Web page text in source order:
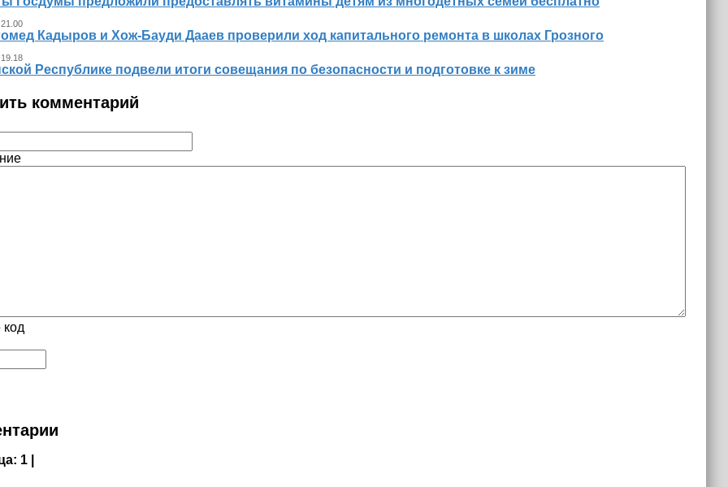
Кадыров и Хож-Бауди Дааев проверили ход капитального ремонта в школах Грозного
Республике подвели итоги совещания по безопасности и подготовке к зиме
комментарий
код
1 |